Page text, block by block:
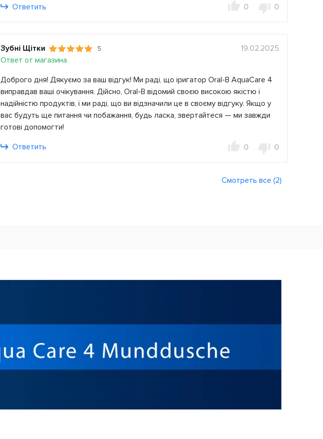
Ответить
0 0
Зубні Щітки 5
Ответ от магазина
19.02.2025
Доброго дня! Дякуємо за ваш відгук! Ми раді, що іригатор Oral-B AquaCare 4
виправдав ваші очікування. Дійсно, Oral-B відомий своєю високою якістю і
надійністю продуктів, і ми раді, що ви відзначили це в своєму відгуку. Якщо у
вас будуть ще питання чи побажання, будь ласка, звертайтеся — ми завжди
готові допомогти!
Ответить
0 0
Смотреть все (2)